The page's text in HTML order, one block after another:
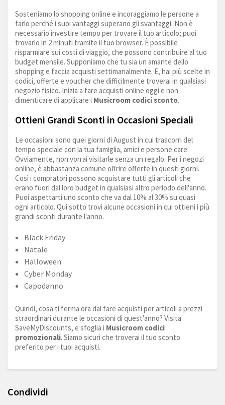
Sosteniamo lo shopping online e incoraggiamo le persone a
farlo perché i suoi vantaggi superano gli svantaggi. Non è
necessario investire tempo per trovare il tuo articolo; puoi
trovarlo in 2 minuti tramite il tuo browser. È possibile
risparmiare sui costi di viaggio, che possono contribuire al tuo
budget mensile. Supponiamo che tu sia un amante dello
shopping e faccia acquisti settimanalmente. E, hai più scelte in
codici, offerte e voucher che difficilmente troverai in qualsiasi
negozio fisico. Inizia a fare acquisti online oggi e non
dimenticare di applicare i Musicroom codici sconto.
Ottieni Grandi Sconti in Occasioni Speciali
Le occasioni sono quei giorni di August in cui trascorri del
tempo speciale con la tua famiglia, amici e persone care.
Ovviamente, non vorrai visitarle senza un regalo. Per i negozi
online, è abbastanza comune offrire offerte in questi giorni.
Così i compratori possono acquistare tutti gli articoli che
erano fuori dal loro budget in qualsiasi altro periodo dell'anno.
Puoi aspettarti uno sconto che va dal 10% al 30% su quasi
ogni articolo. Qui sotto trovi alcune occasioni in cui ottieni i più
grandi sconti durante l'anno.
Black Friday
Natale
Halloween
Cyber Monday
Capodanno
Quindi, cosa ti ferma ora dal fare acquisti per articoli a prezzi
straordinari durante le occasioni di quest'anno? Visita
SaveMyDiscounts, e sfoglia i Musicroom codici
promozionali. Siamo sicuri che troverai il tuo sconto
preferito per i tuoi acquisti.
Condividi